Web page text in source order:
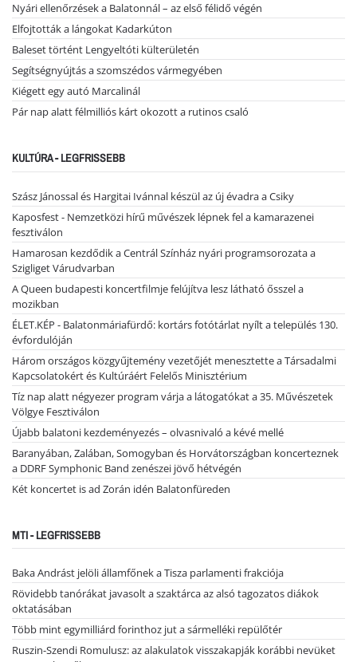
Nyári ellenőrzések a Balatonnál – az első félidő végén
Elfojtották a lángokat Kadarkúton
Baleset történt Lengyeltóti külterületén
Segítségnyújtás a szomszédos vármegyében
Kiégett egy autó Marcalinál
Pár nap alatt félmilliós kárt okozott a rutinos csaló
KULTÚRA - LEGFRISSEBB
Szász Jánossal és Hargitai Ivánnal készül az új évadra a Csiky
Kaposfest - Nemzetközi hírű művészek lépnek fel a kamarazenei
fesztiválon
Hamarosan kezdődik a Centrál Színház nyári programsorozata a
Szigliget Várudvarban
A Queen budapesti koncertfilmje felújítva lesz látható ősszel a
mozikban
ÉLET.KÉP - Balatonmáriafürdő: kortárs fotótárlat nyílt a település 130.
évfordulóján
Három országos közgyűjtemény vezetőjét menesztette a Társadalmi
Kapcsolatokért és Kultúráért Felelős Minisztérium
Tíz nap alatt négyezer program várja a látogatókat a 35. Művészetek
Völgye Fesztiválon
Újabb balatoni kezdeményezés – olvasnivaló a kévé mellé
Baranyában, Zalában, Somogyban és Horvátországban koncerteznek
a DDRF Symphonic Band zenészei jövő hétvégén
Két koncertet is ad Zorán idén Balatonfüreden
MTI - LEGFRISSEBB
Baka Andrást jelöli államfőnek a Tisza parlamenti frakciója
Rövidebb tanórákat javasolt a szaktárca az alsó tagozatos diákok
oktatásában
Több mint egymilliárd forinthoz jut a sármelléki repülőtér
Ruszin-Szendi Romulusz: az alakulatok visszakapják korábbi nevüket